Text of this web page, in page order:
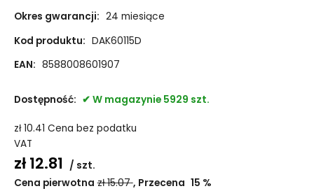
Okres gwarancji: 24 miesiące
Kod produktu: DAK60115D
EAN: 8588008601907
Dostępność: W magazynie 5929 szt.
zł10.41 Cena bez podatku
VAT
zł12.81
szt.
Cena pierwotna zł15.07 Przecena 15 %